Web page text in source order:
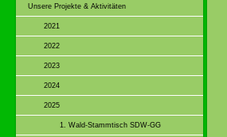
Unsere Projekte & Aktivitäten
2021
2022
2023
2024
2025
1. Wald-Stammtisch SDW-GG